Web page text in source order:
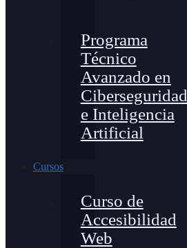
Programa
Técnico
Avanzado en
Ciberseguridad
e Inteligencia
Artificial
Cursos
Curso de
Accesibilidad
Web